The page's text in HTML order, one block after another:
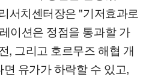
서치센터장은 "기저효과로
이션은 정점을 통과할 가
, 그리고 호르무즈 해협 개
유가가 하락할 수 있고,